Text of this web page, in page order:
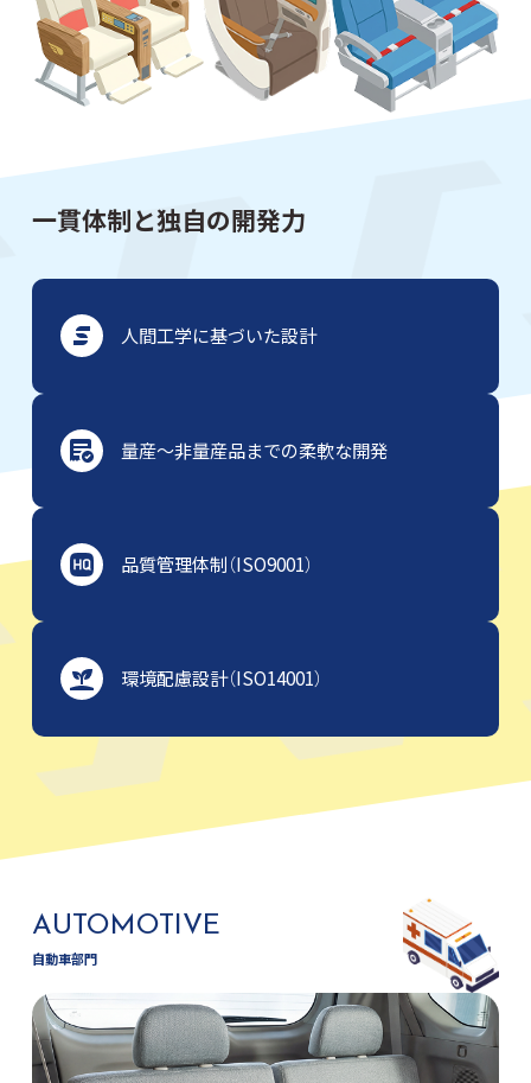
一貫体制と独自の開発力
人間工学に基づいた設計
量産～非量産品までの柔軟な開発
品質管理体制（ISO9001）
環境配慮設計（ISO14001）
AUTOMOTIVE
自動車部門